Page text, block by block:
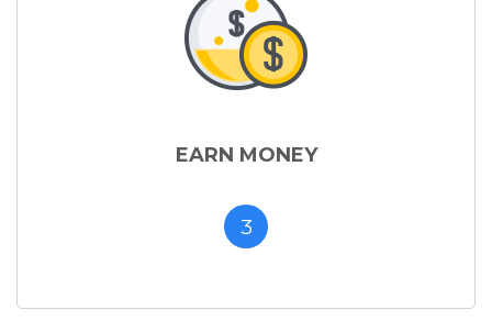
EARN MONEY
3